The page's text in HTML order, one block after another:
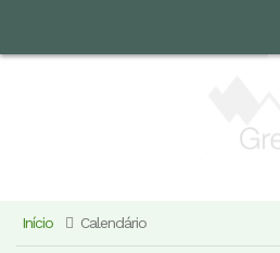
Início Calendário